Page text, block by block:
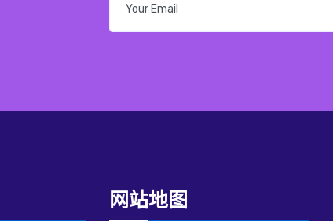
网站地图